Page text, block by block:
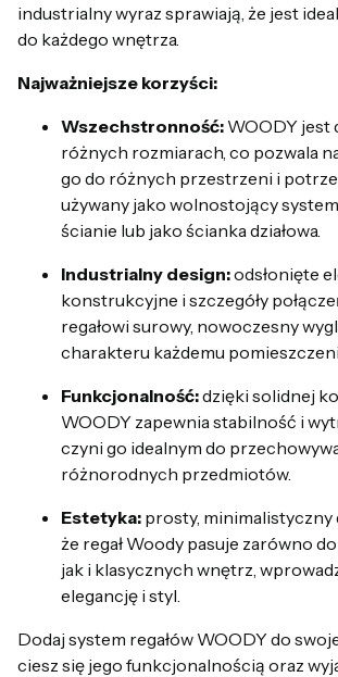
industrialny wyraz sprawiają, że jest
do każdego wnętrza.
Najważniejsze korzyści:
Wszechstronność: WOODY jest
różnych rozmiarach, co pozwala
go do różnych przestrzeni i
używany jako wolnostojący
ścianie lub jako ścianka działowa.
Industrialny design:odsłonięte
konstrukcyjne i szczegóły
regałowi surowy, nowoczesny
charakteru każdemu
Funkcjonalność:dzięki solidnej
WOODY zapewnia stabilność i
czyni go idealnym do
różnorodnych przedmiotów.
Estetyka: prosty, minimalistyczny
że regał Woody pasuje zarówno
jak i klasycznych wnętrz,
elegancję i styl.
Dodaj system regałów WOODY do
ciesz się jego funkcjonalnością oraz